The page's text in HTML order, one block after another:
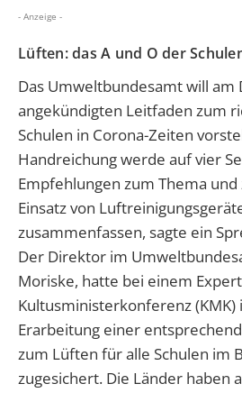
- Anzeige -
Lüften: das A und O der
Das Umweltbundesamt will am
angekündigten Leitfaden zum
Schulen in Corona-Zeiten
Handreichung werde auf vier
Empfehlungen zum Thema
Einsatz von
zusammenfassen, sagte ein
Der Direktor im
Moriske, hatte bei einem
Kultusministerkonferenz
Erarbeitung einer
zum Lüften für alle Schulen im
zugesichert. Die Länder haben